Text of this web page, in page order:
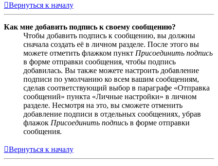
Вернуться к началу
Как мне добавить подпись к своему сообщению?
Чтобы добавить подпись к сообщению, вы должны
сначала создать её в личном разделе. После этого вы
можете отметить флажком пункт Присоединить подпись
в форме отправки сообщения, чтобы подпись
добавилась. Вы также можете настроить добавление
подписи по умолчанию ко всем вашим сообщениям,
сделав соответствующий выбор в параграфе «Отправка
сообщений» пункта «Личные настройки» в личном
разделе. Несмотря на это, вы сможете отменить
добавление подписи в отдельных сообщениях, убрав
флажок Присоединить подпись в форме отправки
сообщения.
Вернуться к началу